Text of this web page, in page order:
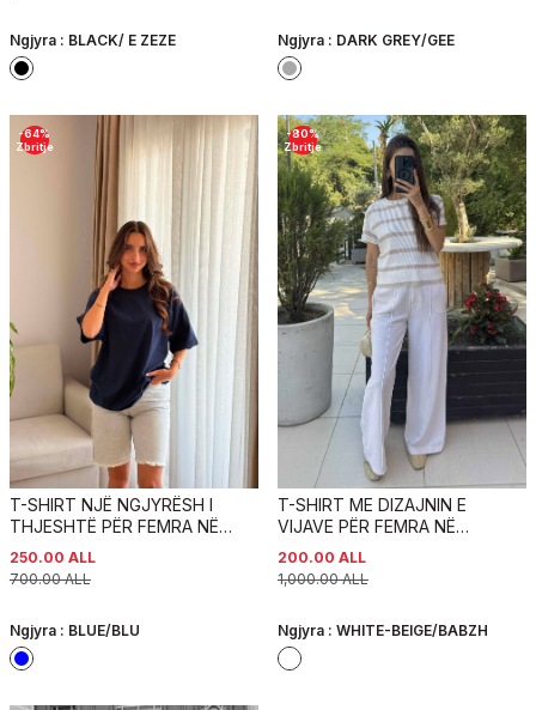
Ngjyra : BLACK/ E ZEZE Ngjyra : DARK GREY/GEE
-64%
Zbritje
T-SHIRT NJË NGJYRËSH I
THJESHTË PËR FEMRA NË
NGJYRËN BLU
700.00ALL
250.00 ALL
Ngjyra : BLUE/BLU
-80%
Zbritje
T-SHIRT ME DIZAJNIN E
VIJAVE PËR FEMRA NË
NGJYRËN E BARDHË DHE
BEZHË
1,000.00ALL
200.00 ALL
Ngjyra : WHITE-BEIGE/BABZH